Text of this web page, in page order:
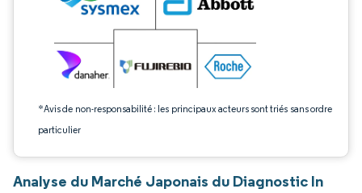
*Avis de non-responsabilité : les principaux acteurs sont triés sans ordre
particulier
Analyse du Marché Japonais du Diagnostic In